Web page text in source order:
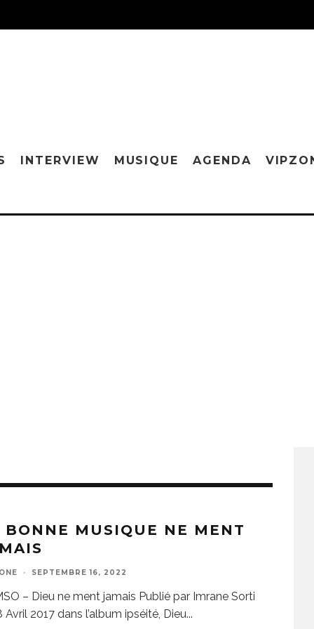
INTERVIEW MUSIQUE AGENDA
BONNE MUSIQUE NE MENT
· SEPTEMBRE 16, 2022
– Dieu ne ment jamais Publié par Imrane Sorti
Avril 2017 dans l’album ipséité, Dieu...